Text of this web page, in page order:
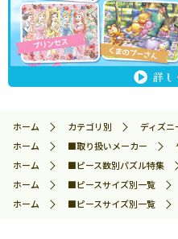
ホーム カテゴリ別 ディズニ
ホーム
■取り扱いメーカー
ホーム
■ピース数別パズル特集
ホーム
■ピースサイズ別一覧
ホーム
■ピースサイズ別一覧